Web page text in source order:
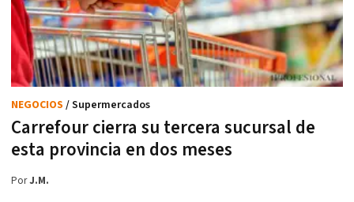
Carrefour cierra su tercera sucursal de
esta provincia en dos meses
NEGOCIOS / Supermercados
PorJ.M.